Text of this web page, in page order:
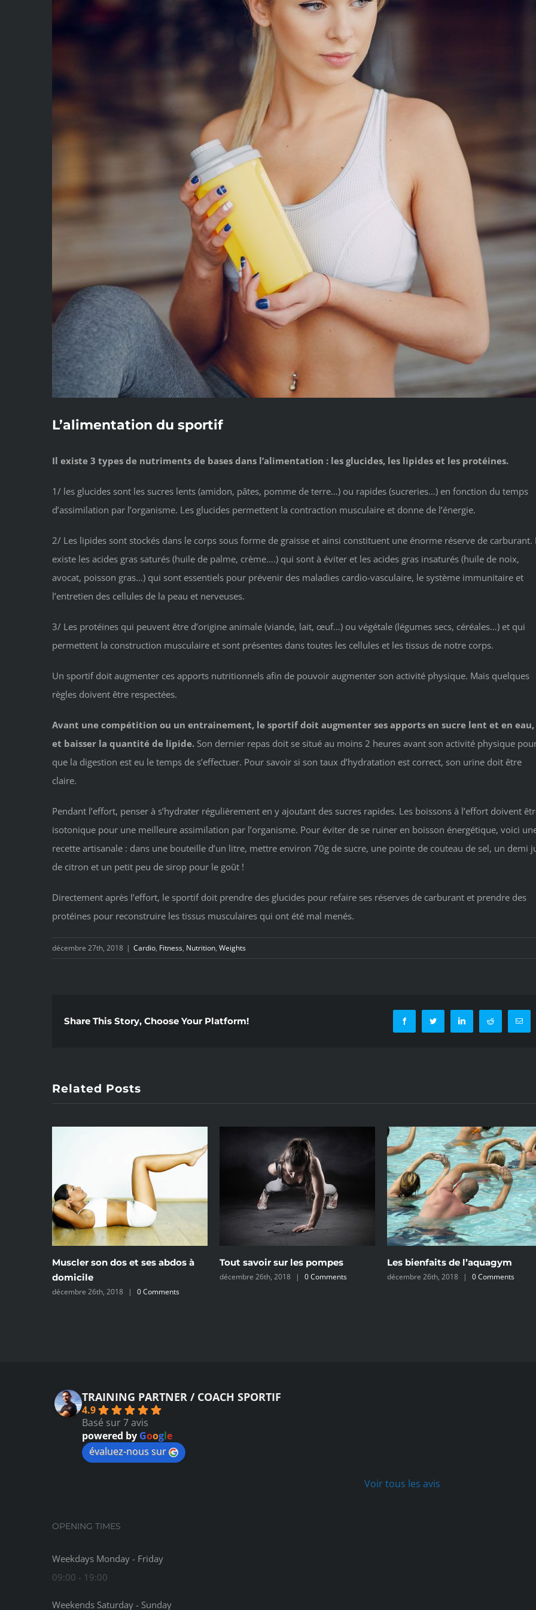
L’alimentation du sportif
Il existe 3 types de nutriments de bases dans l’alimentation : les glucides, les lipides et les protéines.
1/ les glucides sont les sucres lents (amidon, pâtes, pomme de terre…) ou rapides (sucreries…) en fonction du temps
d’assimilation par l’organisme. Les glucides permettent la contraction musculaire et donne de l’énergie.
2/ Les lipides sont stockés dans le corps sous forme de graisse et ainsi constituent une énorme réserve de carburant.
existe les acides gras saturés (huile de palme, crème….) qui sont à éviter et les acides gras insaturés (huile de noix,
avocat, poisson gras…) qui sont essentiels pour prévenir des maladies cardio-vasculaire, le système immunitaire et
l’entretien des cellules de la peau et nerveuses.
3/ Les protéines qui peuvent être d’origine animale (viande, lait, œuf…) ou végétale (légumes secs, céréales…) et qui
permettent la construction musculaire et sont présentes dans toutes les cellules et les tissus de notre corps.
Un sportif doit augmenter ces apports nutritionnels afin de pouvoir augmenter son activité physique. Mais quelques
règles doivent être respectées.
Avant une compétition ou un entrainement, le sportif doit augmenter ses apports en sucre lent et en eau,
et baisser la quantité de lipide. Son dernier repas doit se situé au moins 2 heures avant son activité physique
que la digestion est eu le temps de s’effectuer. Pour savoir si son taux d’hydratation est correct, son urine doit être
claire.
Pendant l’effort, penser à s’hydrater régulièrement en y ajoutant des sucres rapides. Les boissons à l’effort doivent
isotonique pour une meilleure assimilation par l’organisme. Pour éviter de se ruiner en boisson énergétique, voici
recette artisanale : dans une bouteille d’un litre, mettre environ 70g de sucre, une pointe de couteau de sel, un demi
de citron et un petit peu de sirop pour le goût !
Directement après l’effort, le sportif doit prendre des glucides pour refaire ses réserves de carburant et prendre des
protéines pour reconstruire les tissus musculaires qui ont été mal menés.
décembre 27th, 2018 | Cardio, Fitness, Nutrition, Weights
Share This Story, Choose Your Platform! FacebookTwitter LinkedIn Reddit Email
Related Posts
Muscler son dos et ses abdos à
domicile
décembre 26th, 2018 | 0 Comments
Tout savoir sur les pompes
décembre 26th, 2018 | 0 Comments
Les bienfaits de l’aquagym
décembre 26th, 2018 | 0 Comments
TRAINING PARTNER / COACH SPORTIF
4.9
Basé sur 7 avis
powered by Google
évaluez-nous sur
Voir tous les avis
OPENING TIMES
Weekdays Monday - Friday
09:00 - 19:00
Weekends Saturday - Sunday